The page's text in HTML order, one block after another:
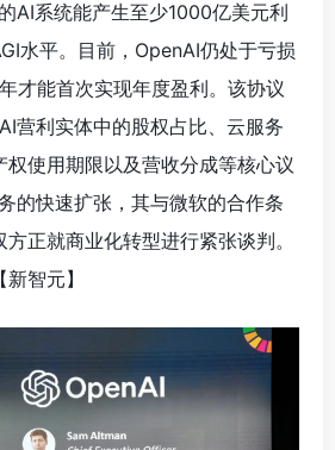
AI系统能产生至少1000亿美元利
水平。目前，OpenAI仍处于亏损
才能首次实现年度盈利。该协议
营利实体中的股权占比、云服务
权使用期限以及营收分成等核心议
的快速扩张，其与微软的合作条
正就商业化转型进行紧张谈判。
智元】